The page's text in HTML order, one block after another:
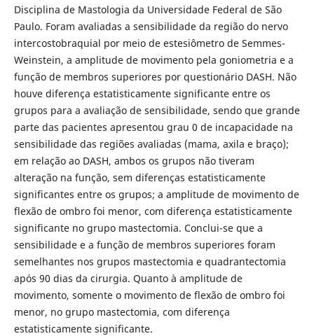
Disciplina de Mastologia da Universidade Federal de São
Paulo. Foram avaliadas a sensibilidade da região do nervo
intercostobraquial por meio de estesiômetro de Semmes-
Weinstein, a amplitude de movimento pela goniometria e a
função de membros superiores por questionário DASH. Não
houve diferença estatisticamente significante entre os
grupos para a avaliação de sensibilidade, sendo que grande
parte das pacientes apresentou grau 0 de incapacidade na
sensibilidade das regiões avaliadas (mama, axila e braço);
em relação ao DASH, ambos os grupos não tiveram
alteração na função, sem diferenças estatisticamente
significantes entre os grupos; a amplitude de movimento de
flexão de ombro foi menor, com diferença estatisticamente
significante no grupo mastectomia. Conclui-se que a
sensibilidade e a função de membros superiores foram
semelhantes nos grupos mastectomia e quadrantectomia
após 90 dias da cirurgia. Quanto à amplitude de
movimento, somente o movimento de flexão de ombro foi
menor, no grupo mastectomia, com diferença
estatisticamente significante.